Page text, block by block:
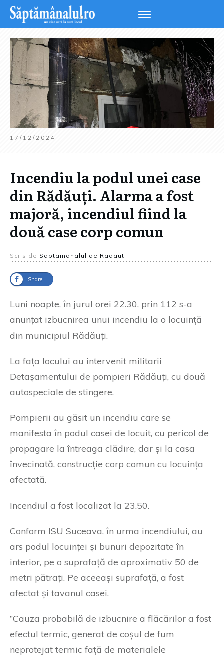
17/12/2024
Incendiu la podul unei case
din Rădăuți. Alarma a fost
majoră, incendiul fiind la
două case corp comun
Scris de Saptamanalul de Radauti
Share
Luni noapte, în jurul orei 22.30, prin 112 s-a
anunțat izbucnirea unui incendiu la o locuință
din municipiul Rădăuți.
La fața locului au intervenit militarii
Detașamentului de pompieri Rădăuți, cu două
autospeciale de stingere.
Pompierii au găsit un incendiu care se
manifesta în podul casei de locuit, cu pericol de
propagare la întreaga clădire, dar și la casa
învecinată, construcție corp comun cu locuința
afectată.
Incendiul a fost localizat la 23.50.
Conform ISU Suceava, în urma incendiului, au
ars podul locuinței și bunuri depozitate în
interior, pe o suprafață de aproximativ 50 de
metri pătrați. Pe aceeași suprafață, a fost
afectat și tavanul casei.
”Cauza probabilă de izbucnire a flăcărilor a fost
efectul termic, generat de coșul de fum
neprotejat termic față de materialele